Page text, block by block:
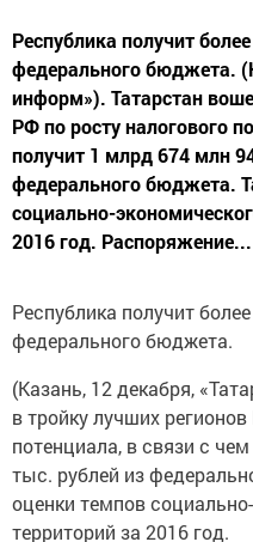
Республика получит
федерального бюджета.
информ»). Татарстан
РФ по росту налогового
получит 1 млрд 674 млн
федерального бюджета.
социально-
2016 год. Распоряжение...
Республика получит
федерального бюджета.
(Казань, 12 декабря,
в тройку лучших
потенциала, в связи с
тыс. рублей из
оценки темпов
территорий за 2016 год.